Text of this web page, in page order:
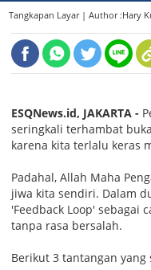
Tangkapan Layar | Author :Hary
ESQNews.id, JAKARTA -
seringkali terhambat
karena kita terlalu keras
Padahal, Allah Maha
jiwa kita sendiri. Dalam
'Feedback Loop' sebagai
tanpa rasa bersalah.
Berikut 3 tantangan